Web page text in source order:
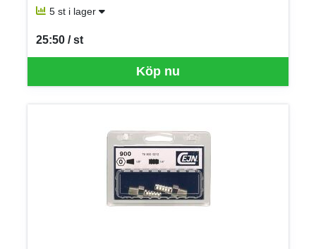
5 st i lager
Köp nu
25:50 / st
SEK per ST